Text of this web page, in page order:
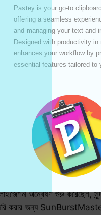
শ্রেণীকক্ষ উপস্থাপনা, স্কুল
জন্য ভিজ্যুয়াল এইড টুল
事：设计有情动的设计
事.
বিনিয়োগের সমন্বয়,
জন্য বিশদ চার্ট তৈরি করা
জনসেবা: নীতির তথ্য, সামাজিক
ভিজ্যুয়ালাইজেশন ফলাফল
প্রতিবেদন: প্রযুক্তিগত
স্পষ্ট চার্ট এবং ডেটা উপস্থাপনা
ডেটা বিশেষজ্ঞ হোন, অথবা
অন্বেষণ শুরু করেছেন,
তৈরি করার জন্য
Pastey is your go-to
offering a seamless
and managing your text and
Designed with productivity
enhances your workflow by
essential features tailored to